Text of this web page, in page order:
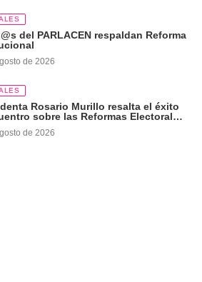
del PARLACEN respaldan Reforma
de 2026
Rosario Murillo resalta el éxito
sobre las Reformas Electorales
del PARLACEN
de 2026